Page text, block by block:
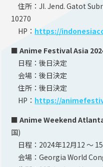
住所：JI. Jend. Gatot
10270
HP： https://
■ Anime Festival Asia
日程：後日決定
会場：後日決定
住所：後日決定
HP： https://
■ Anime Weekend
国)
日程：2024年12月12 ～
会場：Georgia World